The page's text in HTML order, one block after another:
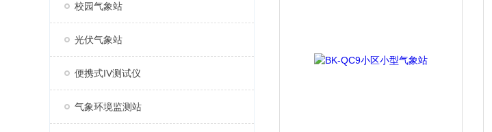
校园气象站
光伏气象站
便携式IV测试仪
气象环境监测站